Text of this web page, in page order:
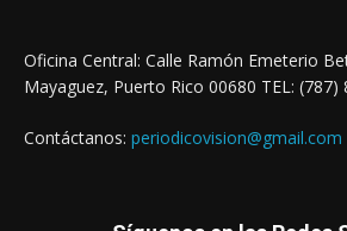
Oficina Central: Calle Ramón Emeterio
Mayaguez, Puerto Rico 00680 TEL: (787)
Contáctanos: periodicovision@gmail.com